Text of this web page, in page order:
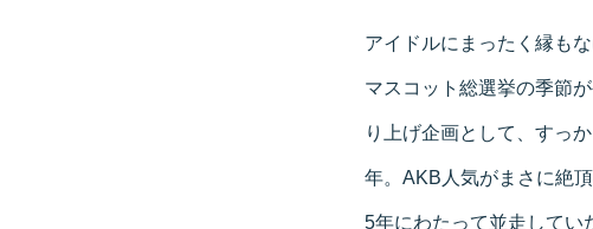
アイドルにまったく縁も
マスコット総選挙の季節
り上げ企画として、すっ
年。AKB人気がまさに絶
5年にわたって並走してい